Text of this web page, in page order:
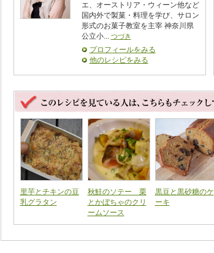
エ、オーストリア・ウィーン他など
国内外で製菓・料理を学び、サロン
形式のお菓子教室を主宰 神奈川県
公立小... つづき
プロフィールをみる
他のレシピをみる
里芋とチキンの豆
乳グラタン
秋鮭のソテー 栗
とかぼちゃのクリ
ームソース
黒豆と黒砂糖のケ
ーキ